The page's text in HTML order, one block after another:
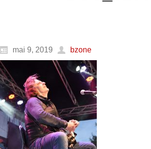
mai 9, 2019 bzone